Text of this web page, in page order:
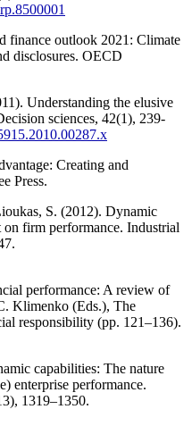
finance outlook 2021: Climate
disclosures. OECD
Understanding the elusive
sciences, 42(1), 239-
Creating and
Press.
S. (2012). Dynamic
firm performance. Industrial
performance: A review of
Klimenko (Eds.), The
responsibility (pp. 121–136).
capabilities: The nature
enterprise performance.
1319–1350.